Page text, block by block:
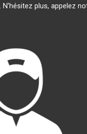
plus, appelez